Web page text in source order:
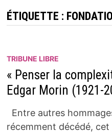
ÉTIQUETTE :
TRIBUNE LIBRE
« Penser la
Edgar Morin (1921-
Entre autres
récemment décédé,